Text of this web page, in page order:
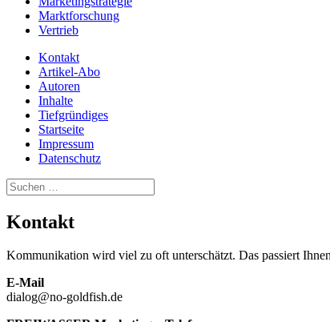
Marktforschung
Vertrieb
Kontakt
Artikel-Abo
Autoren
Inhalte
Tiefgründiges
Startseite
Impressum
Datenschutz
Suchen
nach:
Kontakt
Kommunikation wird viel zu oft unterschätzt. Das passiert
E-Mail
dialog@no-goldfish.de